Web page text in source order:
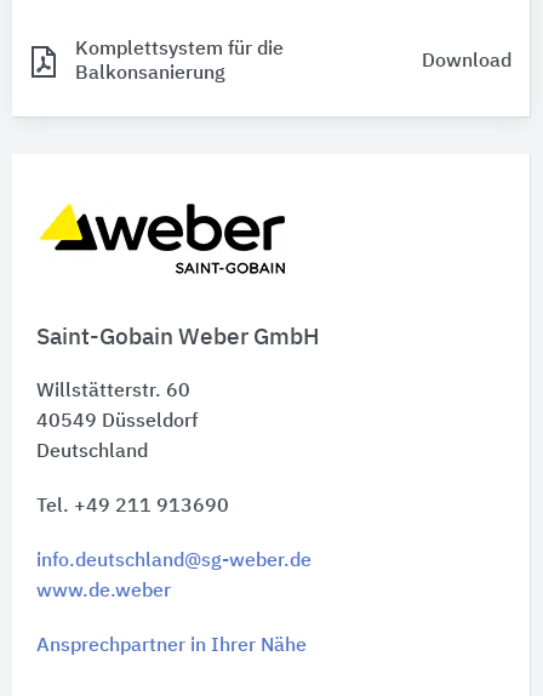
Saint-Gobain Weber GmbH
Willstätterstr. 60
40549 Düsseldorf
Deutschland
Tel. +49 211 913690
info.deutschland@sg-weber.de
www.de.weber
Ansprechpartner in Ihrer Nähe
Komplettsystem für die
Balkonsanierung
Download